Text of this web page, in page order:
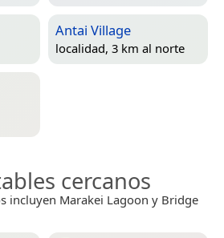
Antai Village
localidad, 3 km al norte
cercanos
incluyen Marakei Lagoon y Bridge